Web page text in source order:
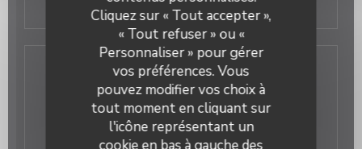
Cliquez sur « Tout accepter »,
« Tout refuser » ou «
Personnaliser » pour gérer
vos préférences. Vous
pouvez modifier vos choix à
tout moment en cliquant sur
l'icône représentant un
Glace 1 boule
Carte des boissons